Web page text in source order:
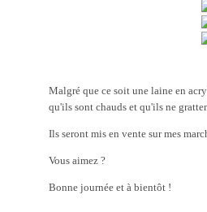
Malgré que ce soit une laine en
qu'ils sont chauds et qu'ils ne
Ils seront mis en vente sur mes
Vous aimez ?
Bonne journée et à bientôt !